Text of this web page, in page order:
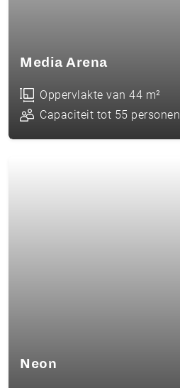
Media Arena
Oppervlakte van 44 m²
Capaciteit tot 55 personen
Neon